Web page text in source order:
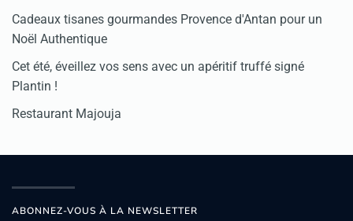
Cadeaux tisanes gourmandes Provence d'Antan pour un
Noël Authentique
Cet été, éveillez vos sens avec un apéritif truffé signé
Plantin !
Restaurant Majouja
ABONNEZ-VOUS À LA NEWSLETTER